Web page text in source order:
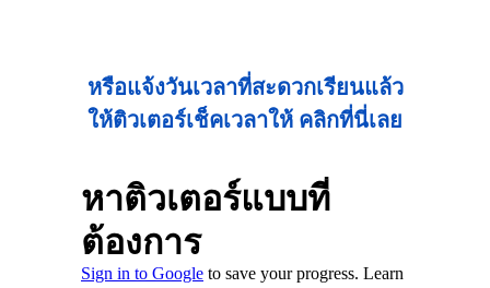
หรือแจ้งวันเวลาที่สะดวกเรียนแล้ว
ให้ติวเตอร์เช็คเวลาให้ คลิกที่นี่เลย